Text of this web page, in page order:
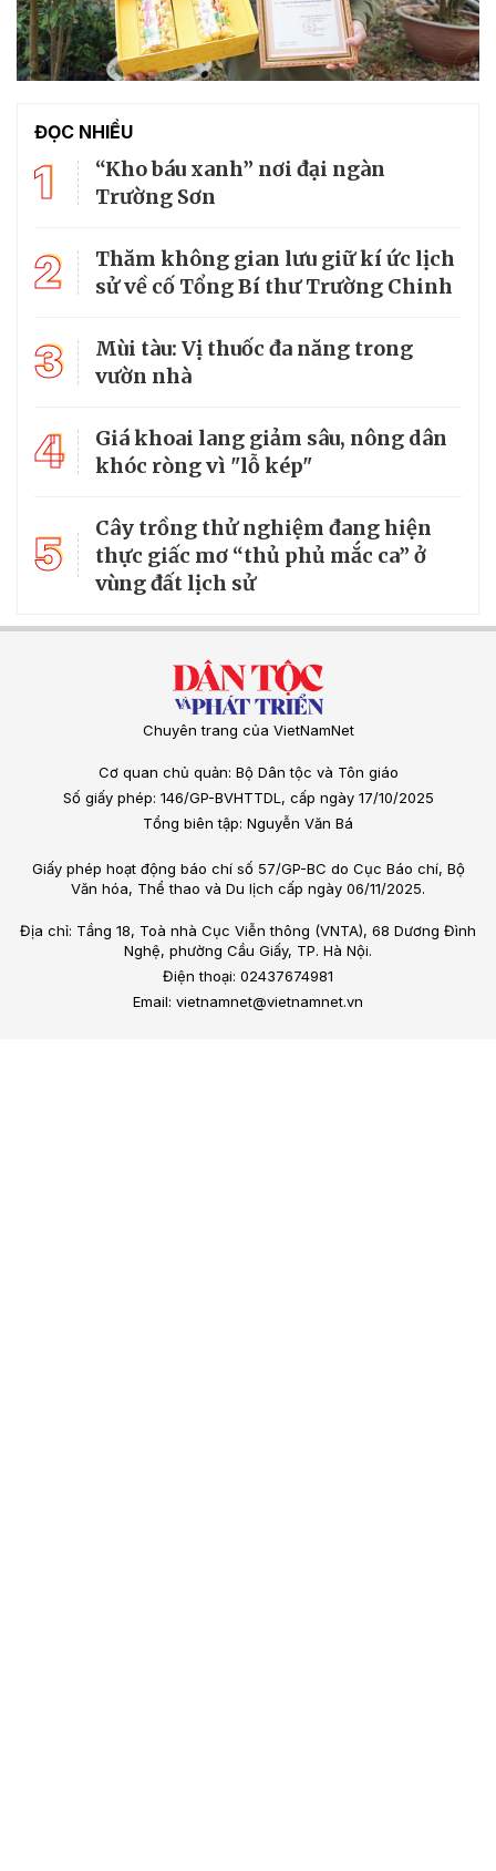
ĐỌC NHIỀU
1
“Kho báu xanh” nơi đại ngàn
Trường Sơn
2
Thăm không gian lưu giữ kí ức lịch
sử về cố Tổng Bí thư Trường Chinh
3
Mùi tàu: Vị thuốc đa năng trong
vườn nhà
4
Giá khoai lang giảm sâu, nông dân
khóc ròng vì "lỗ kép"
5
Cây trồng thử nghiệm đang hiện
thực giấc mơ “thủ phủ mắc ca” ở
vùng đất lịch sử
Chuyên trang của VietNamNet
Cơ quan chủ quản: Bộ Dân tộc và Tôn giáo
Số giấy phép: 146/GP-BVHTTDL, cấp ngày 17/10/2025
Tổng biên tập: Nguyễn Văn Bá
Giấy phép hoạt động báo chí số 57/GP-BC do Cục Báo chí, Bộ
Văn hóa, Thể thao và Du lịch cấp ngày 06/11/2025.
Địa chỉ: Tầng 18, Toà nhà Cục Viễn thông (VNTA), 68 Dương Đình
Nghệ, phường Cầu Giấy, TP. Hà Nội.
Điện thoại: 02437674981
Email: vietnamnet@vietnamnet.vn